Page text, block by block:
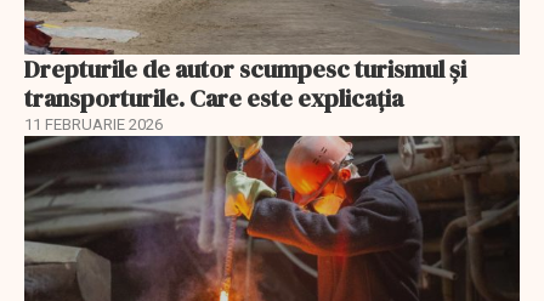
Drepturile de autor scumpesc turismul și
transporturile. Care este explicația
11 FEBRUARIE 2026